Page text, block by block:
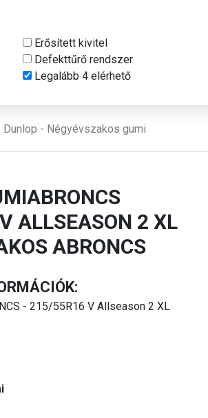
Erősített kivitel
Defekttűrő rendszer
Legalább 4 elérhető
Dunlop - Négyévszakos gumi
ALLSEASON 2 XL
ABRONCS
- 215/55R16 V Allseason 2 XL